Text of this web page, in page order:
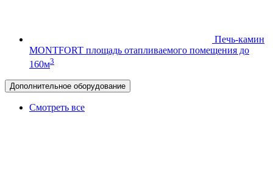
Печь-камин
MONTFORT площадь отапливаемого помещения до
160м3
Дополнительное оборудование
Смотреть все